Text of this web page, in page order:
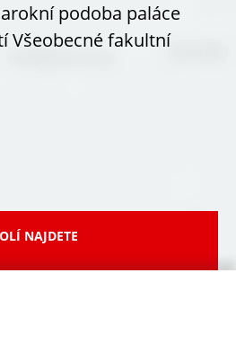
podoba paláce
Všeobecné fakultní
NAJDETE